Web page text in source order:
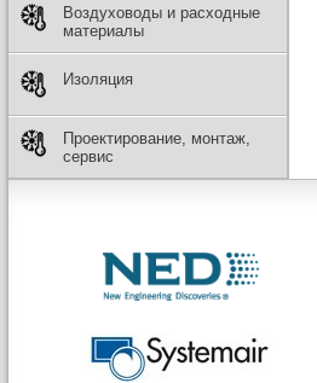
Воздуховоды и расходные
материалы
Изоляция
Проектирование, монтаж,
сервис